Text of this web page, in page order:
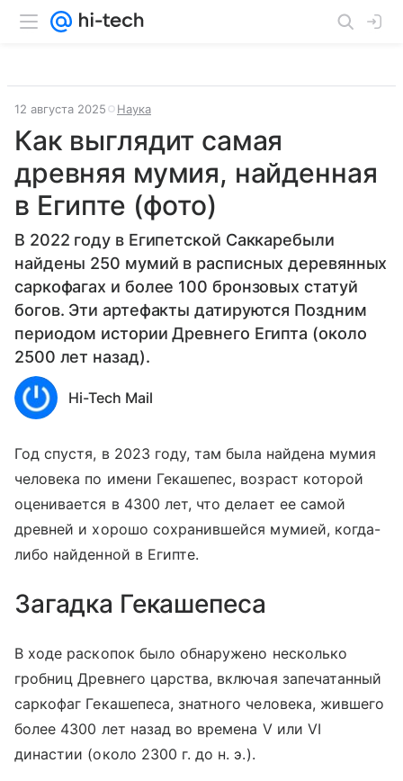
12 августа 2025 Наука
Как выглядит самая
древняя мумия, найденная
в Египте (фото)
В 2022 году в Египетской Саккаребыли
найдены 250 мумий в расписных деревянных
саркофагах и более 100 бронзовых статуй
богов. Эти артефакты датируются Поздним
периодом истории Древнего Египта (около
2500 лет назад).
Hi-Tech Mail
Год спустя, в 2023 году, там была найдена мумия
человека по имени Гекашепес, возраст которой
оценивается в 4300 лет, что делает ее самой
древней и хорошо сохранившейся мумией, когда-
либо найденной в Египте.
Загадка Гекашепеса
В ходе раскопок было обнаружено несколько
гробниц Древнего царства, включая запечатанный
саркофаг Гекашепеса, знатного человека, жившего
более 4300 лет назад во времена V или VI
династии (около 2300 г. до н. э.).